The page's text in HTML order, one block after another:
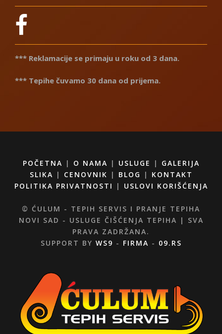
*** Reklamacije se primaju u roku od 3 dana.
*** Tepihe čuvamo 30 dana od prijema.
POČETNA | O NAMA | USLUGE | GALERIJA
SLIKA | CENOVNIK | BLOG | KONTAKT
POLITIKA PRIVATNOSTI
| USLOVI KORIŠĆENJA
© ĆULUM - TEPIH SERVIS I PRANJE TEPIHA
NOVI SAD - USLUGE ČIŠĆENJA TEPIHA | SVA
PRAVA ZADRŽANA.
SUPPORT BY WS9 - FIRMA - 09.RS